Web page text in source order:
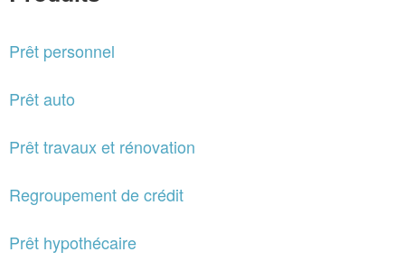
Prêt personnel
Prêt auto
Prêt travaux et rénovation
Regroupement de crédit
Prêt hypothécaire